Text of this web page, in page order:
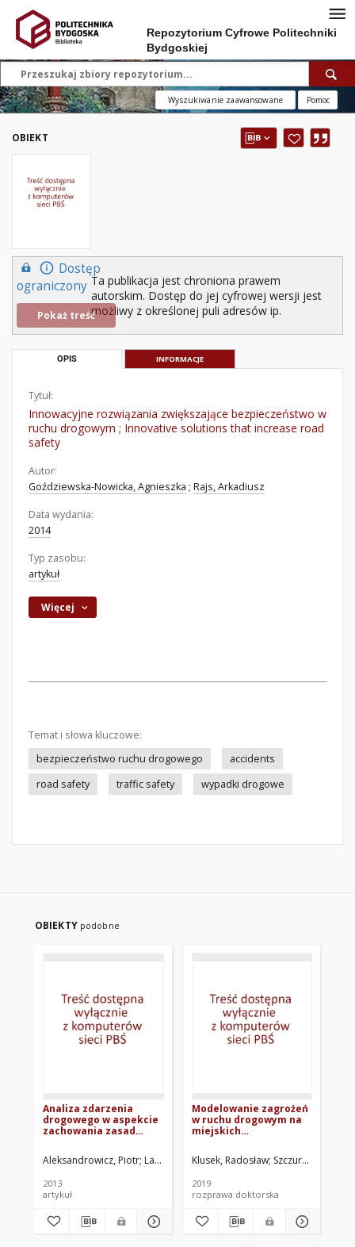
Repozytorium Cyfrowe Politechniki
Bydgoskiej
Wyszukiwanie zaawansowane Pomoc
OBIEKT
Dostęp
ograniczony
Pokaż treść
Ta publikacja jest chroniona prawem
autorskim. Dostęp do jej cyfrowej wersji jest
możliwy z określonej puli adresów ip.
OPIS INFORMACJE
Tytuł:
Innowacyjne rozwiązania zwiększające bezpieczeństwo w
ruchu drogowym ; Innovative solutions that increase road
safety
Autor:
Goździewska-Nowicka, Agnieszka ; Rajs, Arkadiusz
Data wydania:
2014
Typ zasobu:
artykuł
Więcej
Temat i słowa kluczowe:
bezpieczeństwo ruchu drogowego
accidents
road safety
traffic safety wypadki drogowe
OBIEKTY podobne
Analiza zdarzenia
drogowego w aspekcie
zachowania zasad
ruchu drogowym
Aleksandrowicz, Piotr Landowski, Bogdan
2013
artykuł
Modelowanie zagrożeń
w ruchu drogowym na
miejskich
pomocą potencjalnych
obszarów kolizji
Klusek, Radosław Szczuraszek,
2019
rozprawa doktorska